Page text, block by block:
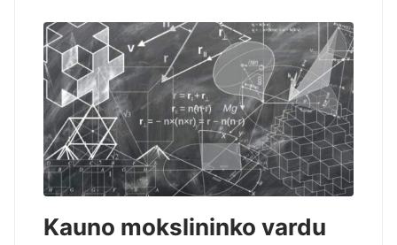
Kauno mokslininko vardu